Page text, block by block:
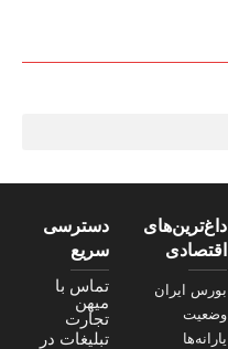
داغ‌ترین‌های
اقتصادی
بورس ایران
وضعیت
یارانه‌ها
دسترسی
سریع
تماس با
میهن
تجارت
تبلیغات در